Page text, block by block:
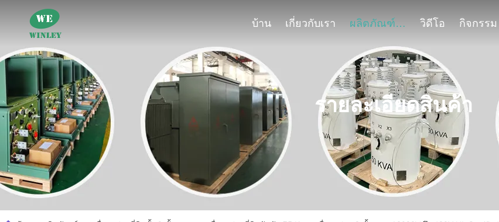
บ้าน เกี่ยวกับเรา ผลิตภัณฑ์ วิดีโอ กิจกรรม
รายละเอียดสินค้า